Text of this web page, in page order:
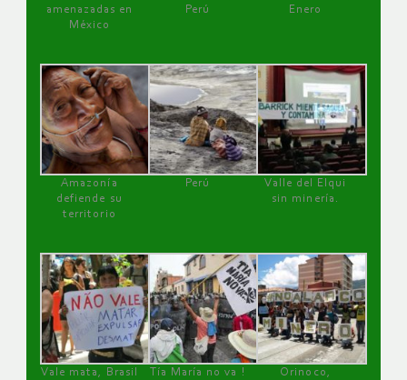
amenazadas en
México
Perú
Enero
Amazonía
defiende su
territorio
Perú
Valle del Elqui
sin minería.
Vale mata, Brasil
Tía María no va !
Orinoco,